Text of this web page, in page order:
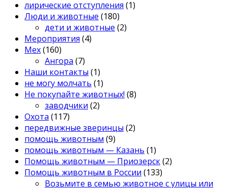
лирические отступления (1)
Люди и животные (180)
дети и животные (2)
Мероприятия (4)
Мех(160)
Ангора (7)
Наши контакты (1)
не могу молчать (1)
Не покупайте животных! (8)
заводчики (2)
Охота (117)
передвижные зверинцы (2)
помощь животным (9)
помощь животным — Казань (1)
Помощь животным — Приозерск(2)
Помощь животным в России (133)
Возьмите в семью животное с улицы или